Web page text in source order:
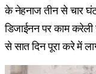
के नेहनाज तीन से चार
डिजाईनन पर काम
से सात दिन पूरा करे में